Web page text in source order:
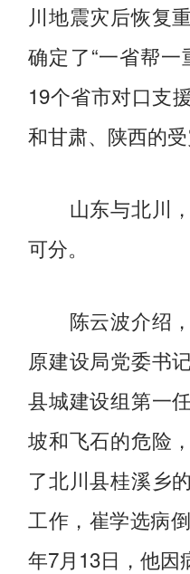
川地震灾后恢复
确定了“一省帮
19个省市对口支
和甘肃、陕西的受
山东与北川，
可分。
陈云波介绍，
原建设局党委书
县城建设组第一
坡和飞石的危险
了北川县桂溪乡
工作，崔学选病
年7月13日，他因